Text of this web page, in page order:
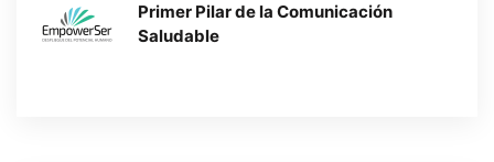
Primer Pilar de la Comunicación
Saludable